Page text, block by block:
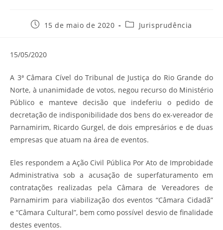
Post15 de maio de 2020
Categoria
Jurisprudência
15/05/2020
A 3ª Câmara Cível do Tribunal de Justiça do Rio Grande do
Norte, à unanimidade de votos, negou recurso do Ministério
Público e manteve decisão que indeferiu o pedido de
decretação de indisponibilidade dos bens do ex-vereador de
Parnamirim, Ricardo Gurgel, de dois empresários e de duas
empresas que atuam na área de eventos.
Eles respondem a Ação Civil Pública Por Ato de Improbidade
Administrativa sob a acusação de superfaturamento em
contratações realizadas pela Câmara de Vereadores de
Parnamirim para viabilização dos eventos “Câmara Cidadã”
e “Câmara Cultural”, bem como possível desvio de finalidade
destes eventos.